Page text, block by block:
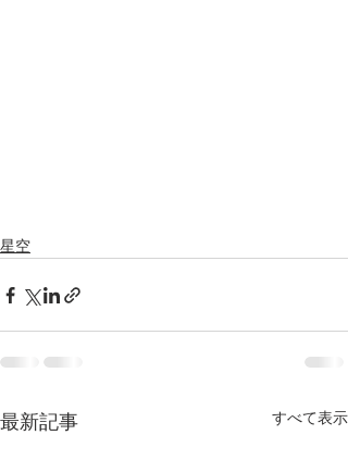
星空
最新記事 すべて表示